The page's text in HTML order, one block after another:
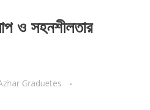
ও সহনশীলতার
Graduetes